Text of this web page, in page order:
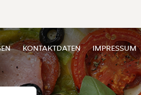
KONTAKTDATEN IMPRESSUM